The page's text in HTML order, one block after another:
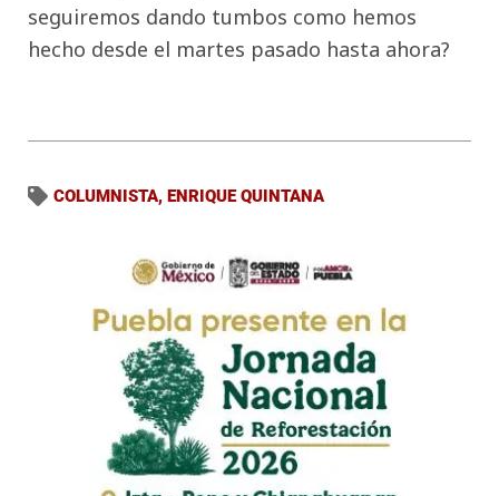
seguiremos dando tumbos como hemos
hecho desde el martes pasado hasta ahora?
COLUMNISTA, ENRIQUE QUINTANA